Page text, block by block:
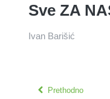
Sve ZA
Ivan Barišić
Prethodno